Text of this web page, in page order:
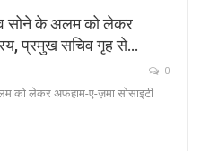
व सोने के अलम को लेकर
प्रमुख सचिव गृह से…
0
को लेकर अफहाम-ए-ज़मा सोसाइटी